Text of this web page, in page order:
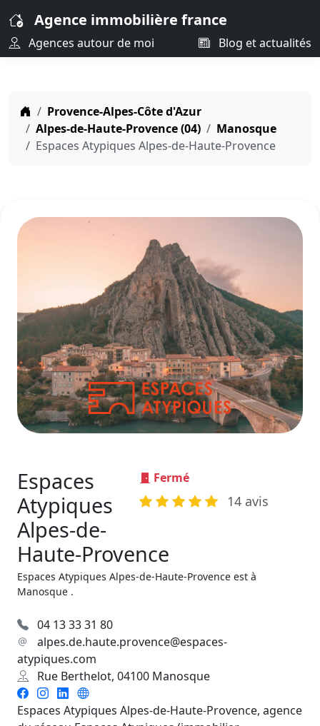
Agence immobilière france
Agences autour de moi Blog et actualités
Provence-Alpes-Côte d'Azur
Alpes-de-Haute-Provence (04)
Manosque
Espaces Atypiques Alpes-de-Haute-Provence
Fermé
14 avis
Espaces
Atypiques
Alpes-de-
Haute-Provence
Espaces Atypiques Alpes-de-Haute-Provence est à
Manosque .
04 13 33 31 80
alpes.de.haute.provence@espaces-
atypiques.com
Rue Berthelot, 04100 Manosque
Espaces Atypiques Alpes-de-Haute-Provence, agence